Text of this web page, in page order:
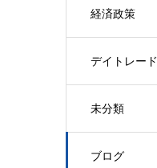
経済政策
デイトレード
未分類
ブログ